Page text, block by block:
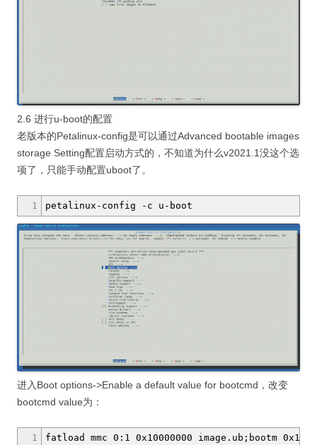
2.6 进行u-boot的配置
老版本的Petalinux-config是可以通过Advanced bootable images
storage Setting配置启动方式的，不知道为什么v2021.1没这个选
项了，只能手动配置uboot了。
1 petalinux-config -c u-boot
进入Boot options->Enable a default value for bootcmd，改变
bootcmd value为：
1 fatload mmc 0:1 0x10000000 image.ub;bootm